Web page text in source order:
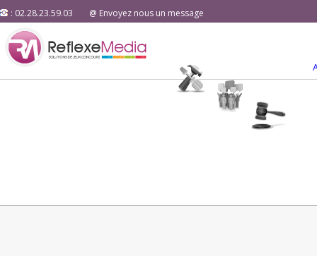
: 02.28.23.59.03 @ Envoyez nous un message